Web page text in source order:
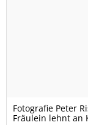
Fotografie Peter
Fräulein lehnt an